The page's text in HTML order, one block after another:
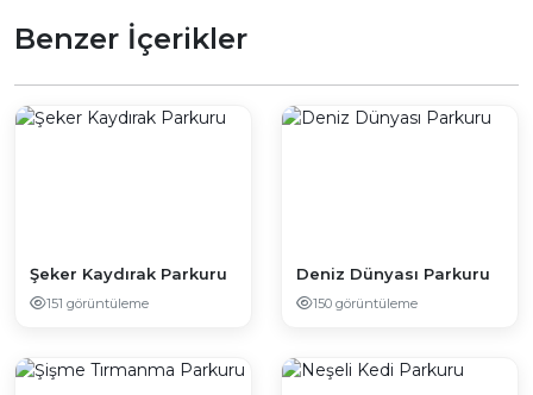
Benzer İçerikler
Şeker Kaydırak Parkuru
151 görüntüleme
Deniz Dünyası Parkuru
150 görüntüleme